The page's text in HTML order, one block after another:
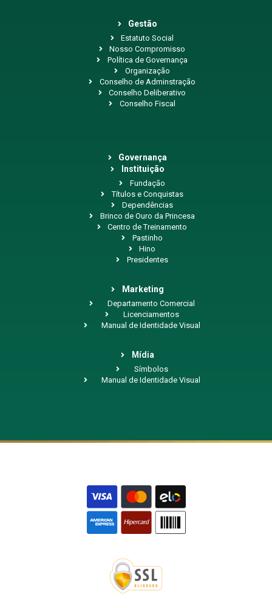
Gestão
Estatuto Social
Nosso Compromisso
Política de Governança
Organização
Conselho de Adminstração
Conselho Deliberativo
Conselho Fiscal
Governança
Instituição
Fundação
Títulos e Conquistas
Dependências
Brinco de Ouro da Princesa
Centro de Treinamento
Pastinho
Hino
Presidentes
Marketing
Departamento Comercial
Licenciamentos
Manual de Identidade Visual
Mídia
Símbolos
Manual de Identidade Visual